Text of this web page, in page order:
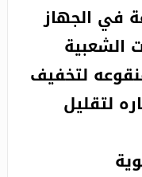
في الجهاز
الشعبية
لتخفيف
لتقليل